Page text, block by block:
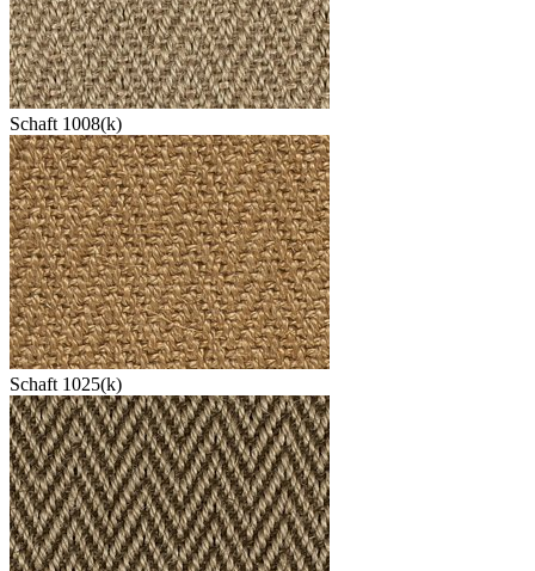
Schaft 1008(k)
Schaft 1025(k)